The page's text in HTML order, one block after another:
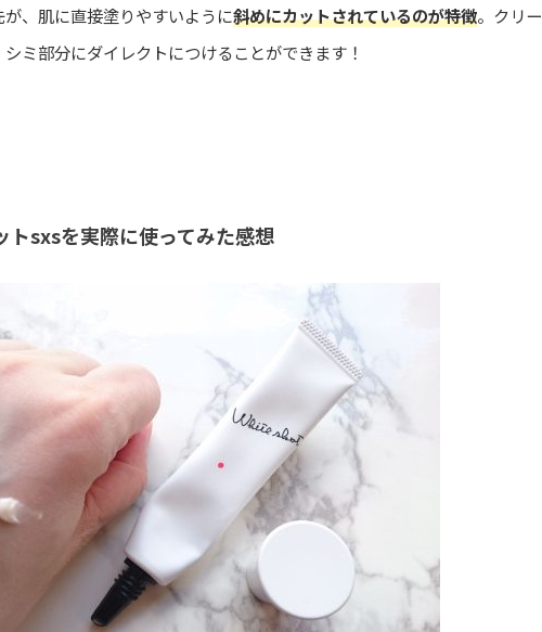
、肌に直接塗りやすいように斜めにカットされているのが特徴。クリー
ミ部分にダイレクトにつけることができます！
トsxsを実際に使ってみた感想